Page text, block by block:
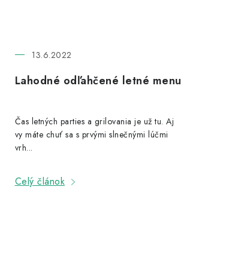
Lahodné odľahčené letné menu
13.6.2022
Čas letných parties a grilovania je už tu. Aj
vy máte chuť sa s prvými slnečnými lúčmi
vrh...
Celý článok